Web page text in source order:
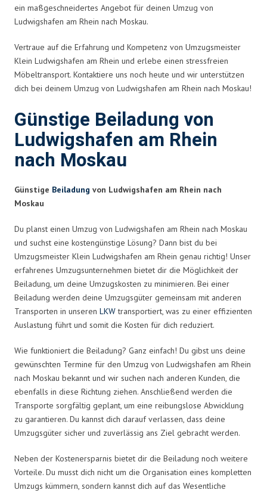
ein maßgeschneidertes Angebot für deinen Umzug von
Ludwigshafen am Rhein nach Moskau.
Vertraue auf die Erfahrung und Kompetenz von Umzugsmeister
Klein Ludwigshafen am Rhein und erlebe einen stressfreien
Möbeltransport. Kontaktiere uns noch heute und wir unterstützen
dich bei deinem Umzug von Ludwigshafen am Rhein nach Moskau!
Günstige Beiladung von
Ludwigshafen am Rhein
nach Moskau
Günstige Beiladung von Ludwigshafen am Rhein nach
Moskau
Du planst einen Umzug von Ludwigshafen am Rhein nach Moskau
und suchst eine kostengünstige Lösung? Dann bist du bei
Umzugsmeister Klein Ludwigshafen am Rhein genau richtig! Unser
erfahrenes Umzugsunternehmen bietet dir die Möglichkeit der
Beiladung, um deine Umzugskosten zu minimieren. Bei einer
Beiladung werden deine Umzugsgüter gemeinsam mit anderen
Transporten in unseren LKWtransportiert, was zu einer effizienten
Auslastung führt und somit die Kosten für dich reduziert.
Wie funktioniert die Beiladung? Ganz einfach! Du gibst uns deine
gewünschten Termine für den Umzug von Ludwigshafen am Rhein
nach Moskau bekannt und wir suchen nach anderen Kunden, die
ebenfalls in diese Richtung ziehen. Anschließend werden die
Transporte sorgfältig geplant, um eine reibungslose Abwicklung
zu garantieren. Du kannst dich darauf verlassen, dass deine
Umzugsgüter sicher und zuverlässig ans Ziel gebracht werden.
Neben der Kostenersparnis bietet dir die Beiladung noch weitere
Vorteile. Du musst dich nicht um die Organisation eines kompletten
Umzugs kümmern, sondern kannst dich auf das Wesentliche